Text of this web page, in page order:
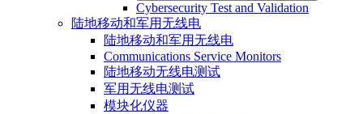
Cybersecurity Test and Validation
陆地移动和军用无线电
陆地移动和军用无线电
Communications Service Monitors
陆地移动无线电测试
军用无线电测试
模块化仪器